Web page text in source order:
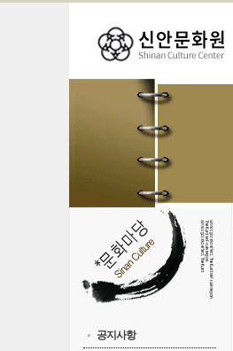
공지사항